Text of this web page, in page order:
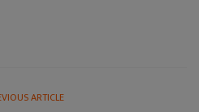
ARTICLE